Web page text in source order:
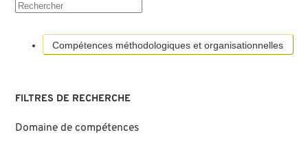
Compétences méthodologiques et organisationnelles
FILTRES DE RECHERCHE
Domaine de compétences